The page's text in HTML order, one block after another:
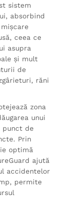
sistem
absorbind
ceea ce
asupra
și mult
de
răni
zona
unui
de
Prin
optimă
ajută
accidentelor
permite